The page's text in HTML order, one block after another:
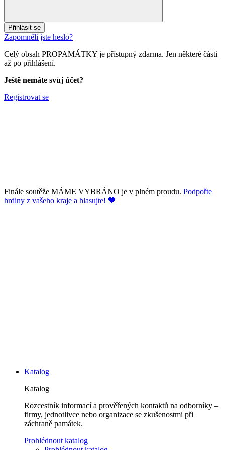
Přihlásit se
Zapomněli jste heslo?
Celý obsah PROPAMÁTKY je přístupný zdarma. Jen některé části
až po přihlášení.
Ještě nemáte svůj účet?
Registrovat se
Finále soutěže MÁME VYBRÁNO je v plném proudu. Podpořte
hrdiny z vašeho kraje a hlasujte! 💙
Katalog
Katalog
Rozcestník informací a prověřených kontaktů na odborníky –
firmy, jednotlivce nebo organizace se zkušenostmi při
záchraně památek.
Prohlédnout katalog